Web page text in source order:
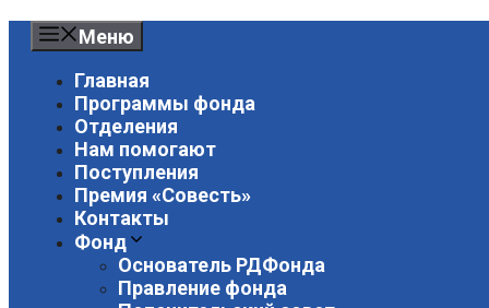
Меню
Главная
Программы фонда
Отделения
Нам помогают
Поступления
Премия «Совесть»
Контакты
Фонд
Основатель РДФонда
Правление фонда